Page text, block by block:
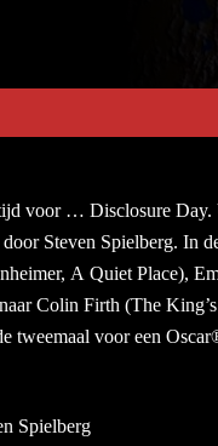
voor … Disclosure Day.
door Steven Spielberg. In
A Quiet Place),
Colin Firth (The
tweemaal voor een
Spielberg